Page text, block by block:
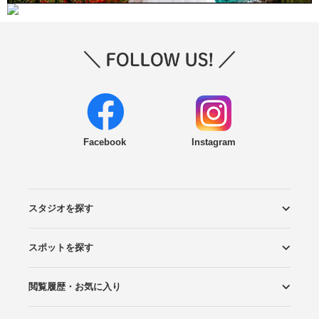
Facebook Instagram
スタジオを探す
エリアから探す
こだわりから探す
NEW PHOTO STYLE
プランから探す
フォトタイプ診断
フォトグラファーから探す
国内リゾートから探す
スポットを探す
ロケーションから探す
スタジオから探す
閲覧履歴・お気に入り